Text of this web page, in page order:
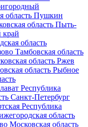
область Пушкин
область Пыть-
край
область
Тамбовская область
область Ржев
область Рыбное
Республика
Санкт-Петербург
Республика
область
Московская область